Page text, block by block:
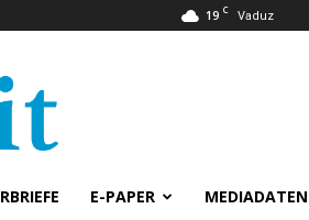
19 C Vaduz
E-PAPER MEDIADATEN